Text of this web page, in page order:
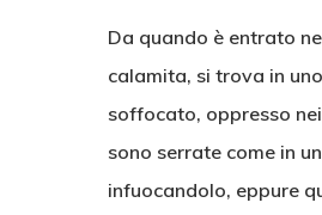
Da quando è entrato
calamita, si trova in
soffocato, oppresso
sono serrate come in
infuocandolo, eppure